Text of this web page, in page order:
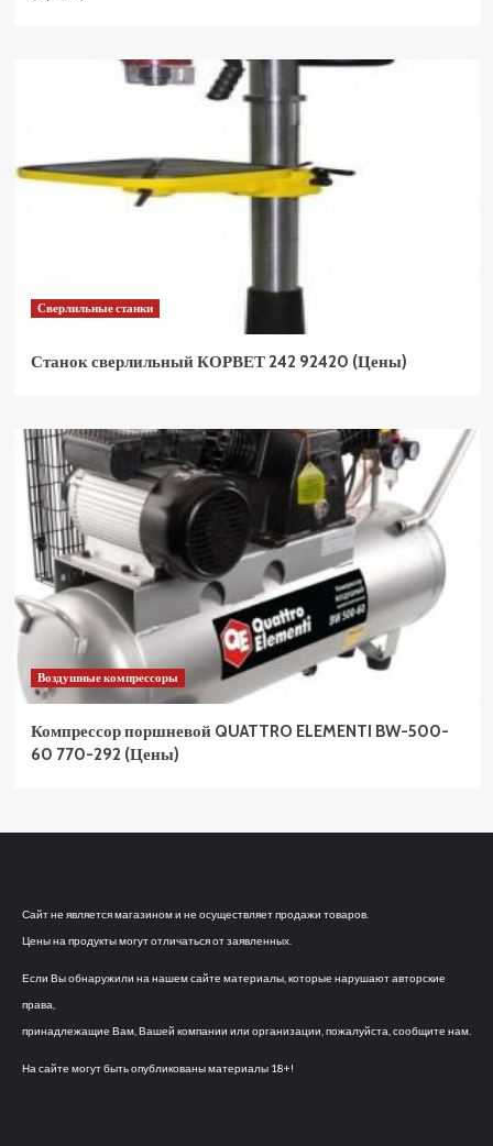
Сверлильные станки
Станок сверлильный КОРВЕТ 242 92420 (Цены)
Воздушные компрессоры
Компрессор поршневой QUATTRO ELEMENTI BW-500-
60 770-292 (Цены)
Сайт не является магазином и не осуществляет продажи товаров.
Цены на продукты могут отличаться от заявленных.
Если Вы обнаружили на нашем сайте материалы, которые нарушают авторские
права,
принадлежащие Вам, Вашей компании или организации, пожалуйста, сообщите нам.
На сайте могут быть опубликованы материалы 18+!